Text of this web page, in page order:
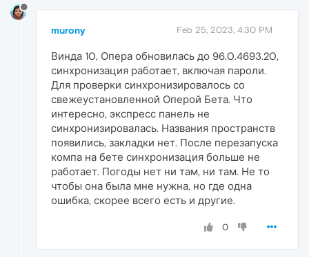
murony Feb 25, 2023, 4:30 PM
Винда 10, Опера обновилась до 96.0.4693.20,
синхронизация работает, включая пароли.
Для проверки синхронизировалось со
свежеустановленной Оперой Бета. Что
интересно, экспресс панель не
синхронизировалась. Названия пространств
появились, закладки нет. После перезапуска
компа на бете синхронизация больше не
работает. Погоды нет ни там, ни там. Не то
чтобы она была мне нужна, но где одна
ошибка, скорее всего есть и другие.
0